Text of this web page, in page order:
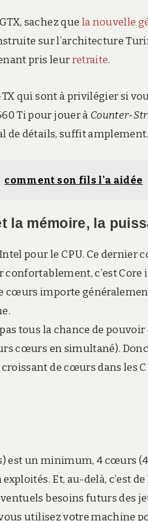
sachez que la nouvelle
sur l’architecture
pris leurretraite.
qui sont à privilégier si
Ti pour jouer à Counter-
de détails, suffit
comment son fils l'a aidée
la mémoire, la
pour le CPU. Ce
c’est Core
cœurs importe
pas tous la chance de
cœurs en simultané).
de cœurs dans les
est un minimum, 4 cœurs
Et, au-delà, c’est
besoins futurs des
utilisez votre machine